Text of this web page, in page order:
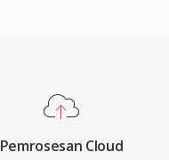
Pemrosesan Cloud